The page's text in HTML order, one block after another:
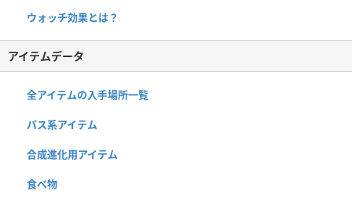
ウォッチ効果とは？
アイテムデータ
全アイテムの入手場所一覧
パス系アイテム
合成進化用アイテム
食べ物